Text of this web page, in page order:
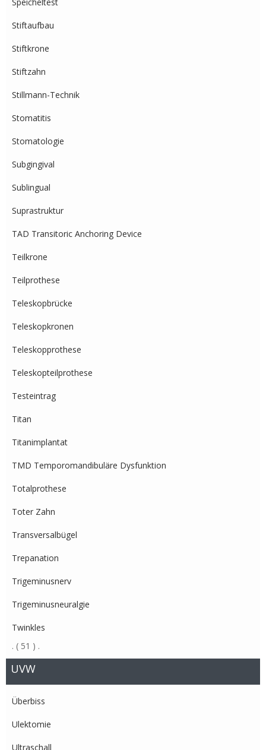
Stiftaufbau
Stiftkrone
Stiftzahn
Stillmann-Technik
Stomatitis
Stomatologie
Subgingival
Sublingual
Suprastruktur
TAD Transitoric Anchoring Device
Teilkrone
Teilprothese
Teleskopbrücke
Teleskopkronen
Teleskopprothese
Teleskopteilprothese
Testeintrag
Titan
Titanimplantat
TMD Temporomandibuläre Dysfunktion
Totalprothese
Toter Zahn
Transversalbügel
Trepanation
Trigeminusnerv
Trigeminusneuralgie
Twinkles
. ( 51 ) .
UVW
Überbiss
Ulektomie
Ultraschall